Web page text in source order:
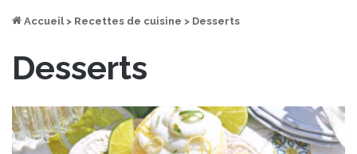
Accueil > Recettes de cuisine > Desserts
Desserts